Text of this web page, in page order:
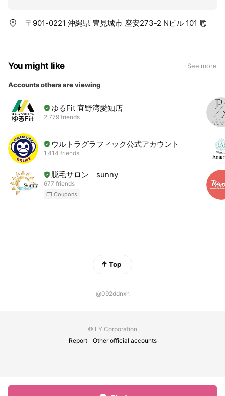
〒901-0221 沖縄県 豊見城市 座安273-2 Nビル 101
You might like See more
Accounts others are viewing
ゆるFit 宜野湾愛知店
2,779 friends
ウルトラグラフィック公式アカウント
1,414 friends
脱毛サロン sunny
677 friends
Coupons
Top
@092ddnxh
© LY Corporation
Report
Other official accounts